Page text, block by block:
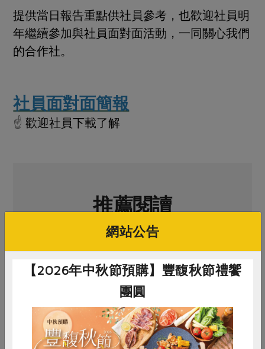
最新產品
優惠專區
樂齡友善
節慶大餐
媒體報導
下載專區
社務會議
活動報下載
提供當日報告重點供社員參考，也歡迎社員明
年繼續參加與社員面對面活動，一同關心我們
的合作社。
社員面對面簡報
☝歡迎社員下載了解
推薦閱讀
網站公告
【2026年中秋節預購】豐馥秋節禮饗
團圓